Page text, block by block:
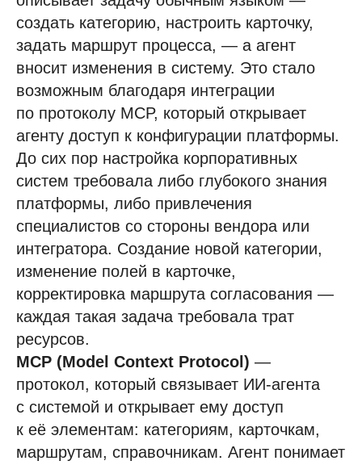
создать категорию, настроить карточку,
задать маршрут процесса, — а агент
вносит изменения в систему. Это стало
возможным благодаря интеграции
по протоколу MCP, который открывает
агенту доступ к конфигурации платформы.
До сих пор настройка корпоративных
систем требовала либо глубокого знания
платформы, либо привлечения
специалистов со стороны вендора или
интегратора. Создание новой категории,
изменение полей в карточке,
корректировка маршрута согласования —
каждая такая задача требовала трат
ресурсов.
MCP (Model Context Protocol) —
протокол, который связывает ИИ-агента
с системой и открывает ему доступ
к её элементам: категориям, карточкам,
маршрутам, справочникам. Агент понимает